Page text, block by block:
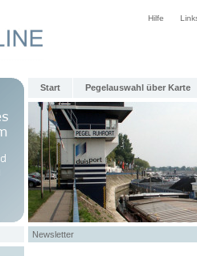
Hilfe
Start Pegelauswahl über Karte
Newsletter